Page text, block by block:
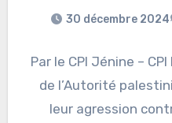
30 décembre 2024
Par le CPI Jénine –
de l’Autorité
leur agression